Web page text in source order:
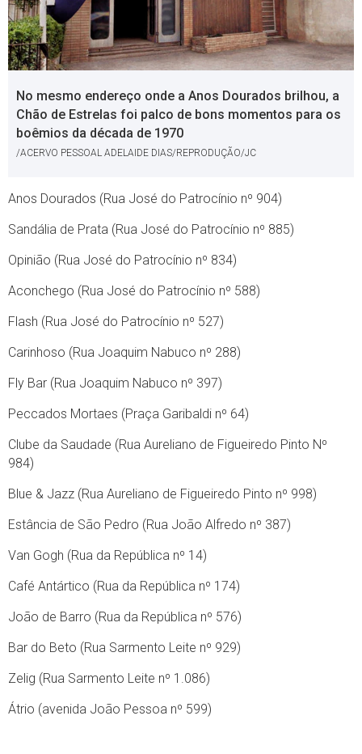
No mesmo endereço onde a Anos Dourados brilhou, a
Chão de Estrelas foi palco de bons momentos para os
boêmios da década de 1970
/ACERVO PESSOAL ADELAIDE DIAS/REPRODUÇÃO/JC
Anos Dourados (Rua José do Patrocínio nº 904)
Sandália de Prata (Rua José do Patrocínio nº 885)
Opinião (Rua José do Patrocínio nº 834)
Aconchego (Rua José do Patrocínio nº 588)
Flash (Rua José do Patrocínio nº 527)
Carinhoso (Rua Joaquim Nabuco nº 288)
Fly Bar (Rua Joaquim Nabuco nº 397)
Peccados Mortaes (Praça Garibaldi nº 64)
Clube da Saudade (Rua Aureliano de Figueiredo Pinto Nº
984)
Blue & Jazz (Rua Aureliano de Figueiredo Pinto nº 998)
Estância de São Pedro (Rua João Alfredo nº 387)
Van Gogh (Rua da República nº 14)
Café Antártico (Rua da República nº 174)
João de Barro (Rua da República nº 576)
Bar do Beto (Rua Sarmento Leite nº 929)
Zelig (Rua Sarmento Leite nº 1.086)
Átrio (avenida João Pessoa nº 599)